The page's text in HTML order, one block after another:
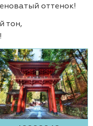
оттенок!
тон,